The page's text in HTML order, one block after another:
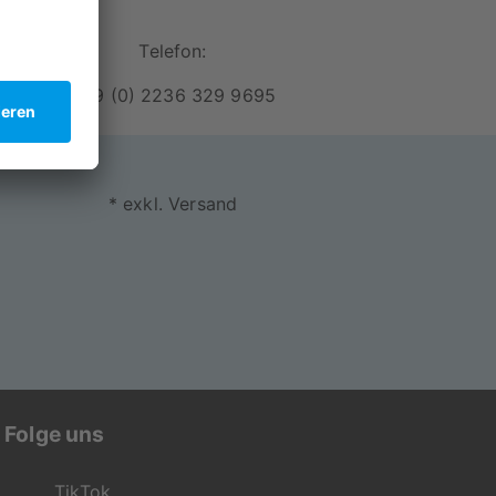
geschützt
Telefon:
+49 (0) 2236 329 9695
* exkl. Versand
Folge uns
TikTok